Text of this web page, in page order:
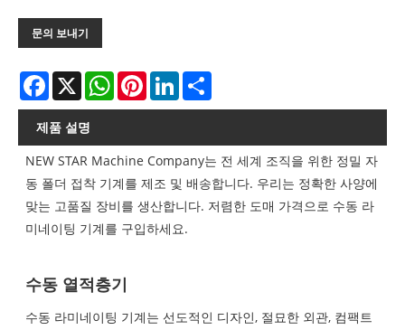
문의 보내기
Facebook
X WhatsAppPinterestLinkedIn
제품 설명
NEW STAR Machine Company는 전 세계 조직을 위한 정밀 자
동 폴더 접착 기계를 제조 및 배송합니다. 우리는 정확한 사양에
맞는 고품질 장비를 생산합니다. 저렴한 도매 가격으로 수동 라
미네이팅 기계를 구입하세요.
수동 열적층기
수동 라미네이팅 기계는 선도적인 디자인, 절묘한 외관, 컴팩트